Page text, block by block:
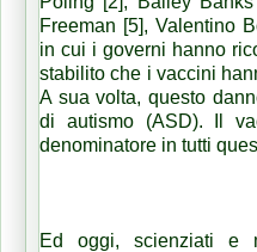
Freeman [5], Valentino
in cui i governi hanno
stabilito che i vaccini
A sua volta, questo
di autismo (ASD). Il
denominatore in tutti
Ed oggi, scienziati e